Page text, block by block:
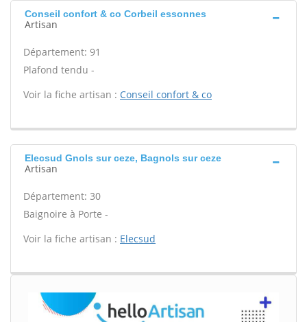
Conseil confort & co Corbeil essonnes
Artisan
Département: 91
Plafond tendu -
Voir la fiche artisan : Conseil confort & co
Elecsud Gnols sur ceze, Bagnols sur ceze
Artisan
Département: 30
Baignoire à Porte -
Voir la fiche artisan : Elecsud